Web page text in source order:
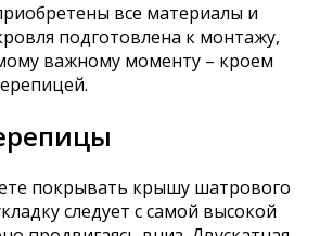
все материалы и
подготовлена к монтажу,
важному моменту – кроем
покрывать крышу шатрового
следует с самой высокой